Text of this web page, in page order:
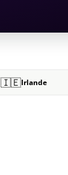
🇮🇪Irlande